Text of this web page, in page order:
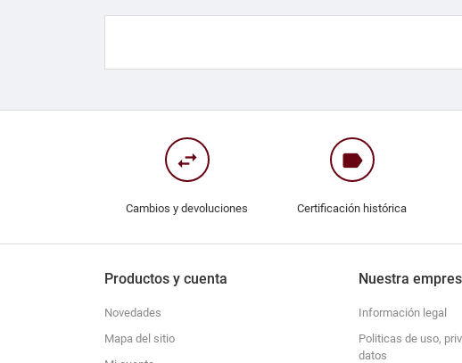
swap_horiz
Cambios y devoluciones
label
Certificación histórica
Productos y cuenta
Novedades
Mapa del sitio
Nuestra
Información legal
Politicas de uso,
datos